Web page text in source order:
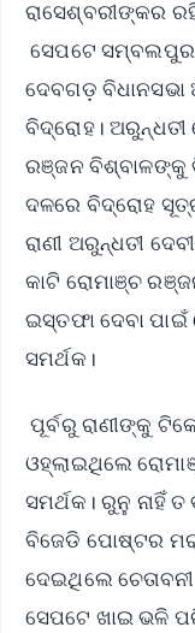
ରାସେଶ୍ବରୀଙ୍କର
ସେପଟେ
ଦେବଗଡ଼
ବିଦ୍ରୋହ। ଅରୁନ୍ଧତୀ
ରଞ୍ଜନ ବିଶ୍ବାଳଙ୍କୁ
ଦଳରେ ବିଦ୍ରୋହ
ରାଣୀ ଅରୁନ୍ଧତୀ
କାଟି ରୋମାଞ୍ଚ
ଇସ୍ତଫା ଦେବା
ସମର୍ଥକ।
ପୂର୍ବରୁ ରାଣୀଙ୍କୁ
ଓହ୍ଲାଇଥିଲେ
ସମର୍ଥକ। ରୁନୁ ନାହିଁ
ବିଜେଡି ପୋଷ୍ଟର
ଦେଇଥିଲେ
ସେପଟେ ଖାଇ ଭଳି